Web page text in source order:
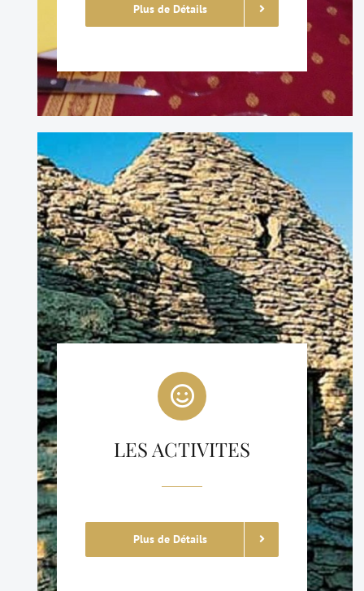
Plus de Détails
LES ACTIVITES
Plus de Détails